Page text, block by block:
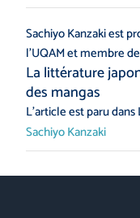
Sachiyo Kanzaki est
l’UQAM et membre
La littérature
des mangas
L’article est paru
Sachiyo Kanzaki